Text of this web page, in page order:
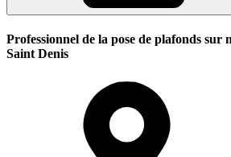
Professionnel de la pose de plafonds sur
Saint Denis